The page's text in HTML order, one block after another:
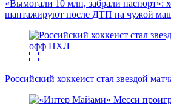
«Вымогали 10 млн, забрали паспорт»:
шантажируют после ДТП на чужой
Российский хоккеист стал звездой